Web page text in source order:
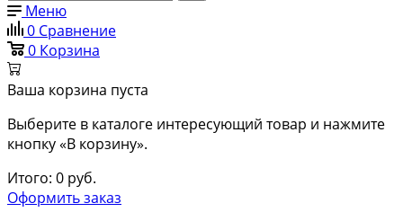
Меню
0 Сравнение
0 Корзина
Ваша корзина пуста
Выберите в каталоге интересующий товар и нажмите
кнопку «В корзину».
Итого: 0 руб.
Оформить заказ